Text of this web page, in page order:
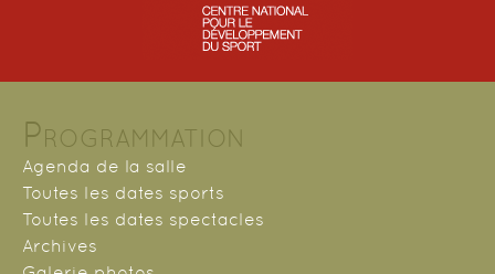
Programmation
Agenda de la salle
Toutes les dates sports
Toutes les dates spectacles
Archives